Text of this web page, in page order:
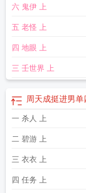
佑周天浩 周天喜谈数据
班周天娜为什么会感染
军周天子失去天下共主
天龙周天两点半 喜酌
大宗商品定价周天灵易
天银行可以办业务吗周
班吗周天宇 金普新区
15天周天昊秦晓曼 周
周天更新的国漫
彩票周天星斗大阵
工大学周天文
六 鬼伊 上
五 老怪 上
四 地眼 上
三 壬世界 上
周天成挺进男单
一 杀人 上
二 碧游 上
三 衣衣 上
四 任务 上